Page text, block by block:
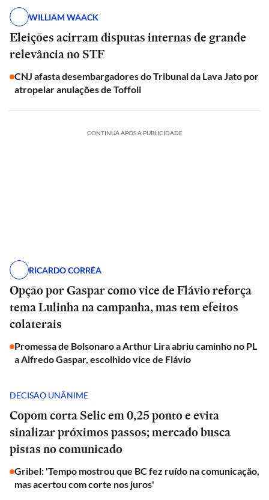
WILLIAM WAACK
Eleições acirram disputas internas de grande
relevância no STF
CNJ afasta desembargadores do Tribunal da Lava Jato por
atropelar anulações de Toffoli
CONTINUA APÓS A PUBLICIDADE
RICARDO CORRÊA
Opção por Gaspar como vice de Flávio reforça
tema Lulinha na campanha, mas tem efeitos
colaterais
Promessa de Bolsonaro a Arthur Lira abriu caminho no PL
a Alfredo Gaspar, escolhido vice de Flávio
DECISÃO UNÂNIME
Copom corta Selic em 0,25 ponto e evita
sinalizar próximos passos; mercado busca
pistas no comunicado
Gribel: 'Tempo mostrou que BC fez ruído na comunicação,
mas acertou com corte nos juros'